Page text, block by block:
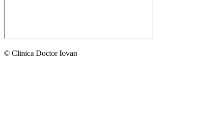
© Clinica Doctor Iovan